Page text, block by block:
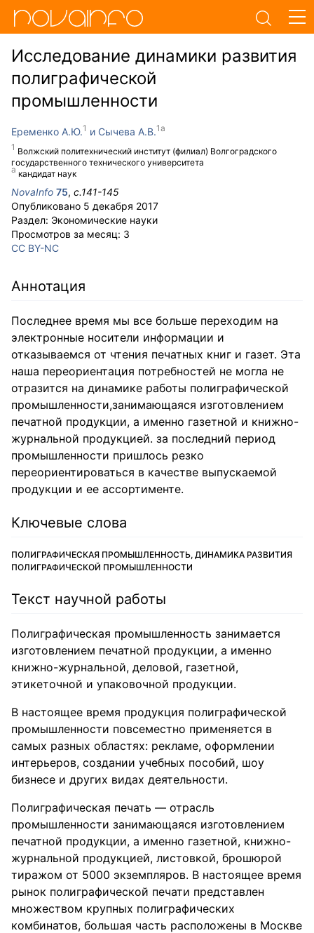
Исследование динамики развития
полиграфической
промышленности
Еременко А.Ю.
Волжский политехнический институт (филиал) Волгоградского
государственного технического университета
Сычева А.В.
кандидат наук
NovaInfo 75, с.141-145
Опубликовано 5 декабря 2017
Раздел: Экономические науки
Просмотров за месяц: 3
CC BY-NC
Аннотация
Последнее время мы все больше переходим на
электронные носители информации и
отказываемся от чтения печатных книг и газет. Эта
наша переориентация потребностей не могла не
отразится на динамике работы полиграфической
промышленности,занимающаяся изготовлением
печатной продукции, а именно газетной и книжно-
журнальной продукцией. за последний период
промышленности пришлось резко
переориентироваться в качестве выпускаемой
продукции и ее ассортименте.
Ключевые слова
ПОЛИГРАФИЧЕСКАЯ ПРОМЫШЛЕННОСТЬ, ДИНАМИКА РАЗВИТИЯ
ПОЛИГРАФИЧЕСКОЙ ПРОМЫШЛЕННОСТИ
Текст научной работы
Полиграфическая промышленность занимается
изготовлением печатной продукции, а именно
книжно-журнальной, деловой, газетной,
этикеточной и упаковочной продукции.
В настоящее время продукция полиграфической
промышленности повсеместно применяется в
самых разных областях: рекламе, оформлении
интерьеров, создании учебных пособий, шоу
бизнесе и других видах деятельности.
Полиграфическая печать — отрасль
промышленности занимающаяся изготовлением
печатной продукции, а именно газетной, книжно-
журнальной продукцией, листовкой, брошюрой
тиражом от 5000 экземпляров. В настоящее время
рынок полиграфической печати представлен
множеством крупных полиграфических
комбинатов, большая часть расположены в Москве